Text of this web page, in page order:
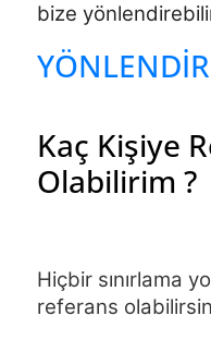
bize
Kaç Kişiye
Olabilirim ?
Hiçbir sınırlama
referans